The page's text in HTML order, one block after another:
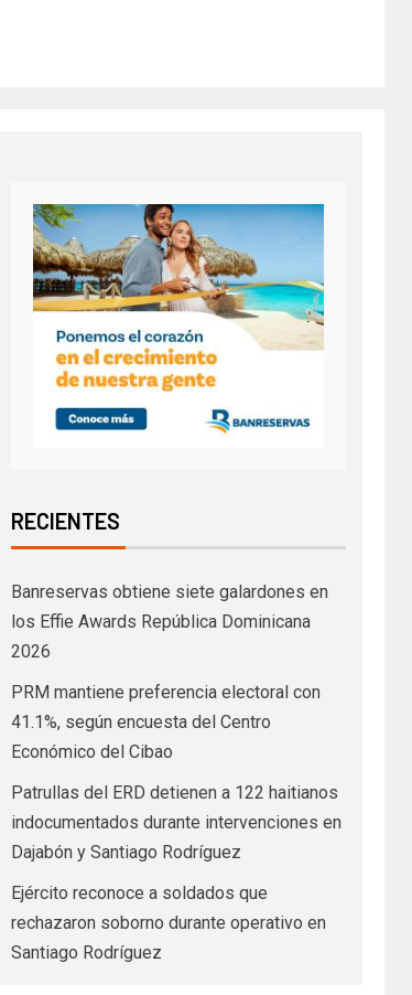
RECIENTES
Banreservas obtiene siete galardones en
los Effie Awards República Dominicana
2026
PRM mantiene preferencia electoral con
41.1%, según encuesta del Centro
Económico del Cibao
Patrullas del ERD detienen a 122 haitianos
indocumentados durante intervenciones en
Dajabón y Santiago Rodríguez
Ejército reconoce a soldados que
rechazaron soborno durante operativo en
Santiago Rodríguez